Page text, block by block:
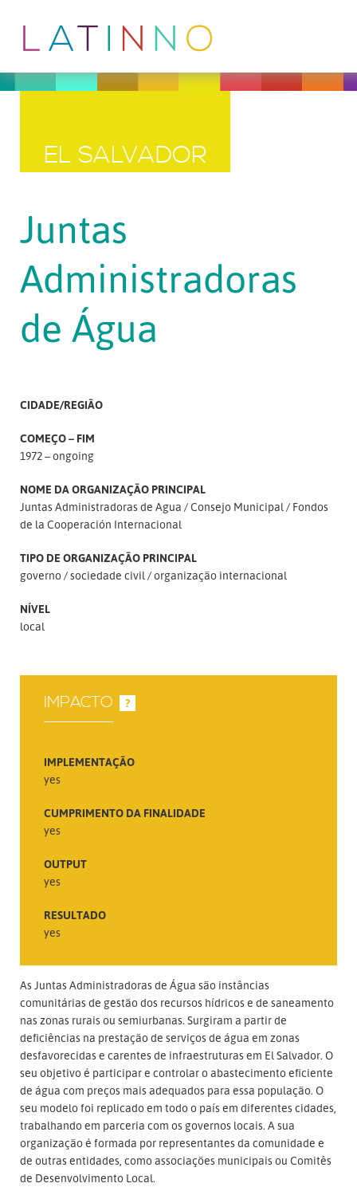
EL SALVADOR
Juntas
Administradoras
de Água
CIDADE/REGIÃO
COMEÇO – FIM
1972 – ongoing
NOME DA ORGANIZAÇÃO PRINCIPAL
Juntas Administradoras de Agua / Consejo Municipal / Fondos
de la Cooperación Internacional
TIPO DE ORGANIZAÇÃO PRINCIPAL
governo
sociedade civil organização internacional
NÍVEL
local
IMPACTO ?
IMPLEMENTAÇÃO
yes
CUMPRIMENTO DA FINALIDADE
yes
OUTPUT
yes
RESULTADO
yes
As Juntas Administradoras de Água são instâncias
comunitárias de gestão dos recursos hídricos e de saneamento
nas zonas rurais ou semiurbanas. Surgiram a partir de
deficiências na prestação de serviços de água em zonas
desfavorecidas e carentes de infraestruturas em El Salvador. O
seu objetivo é participar e controlar o abastecimento eficiente
de água com preços mais adequados para essa população. O
seu modelo foi replicado em todo o país em diferentes cidades,
trabalhando em parceria com os governos locais. A sua
organização é formada por representantes da comunidade e
de outras entidades, como associações municipais ou Comitês
de Desenvolvimento Local.